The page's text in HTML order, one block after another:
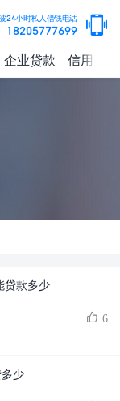
24小时私人借钱电话
18205777699
企业贷款 信用贷款
贷款多少
6
少